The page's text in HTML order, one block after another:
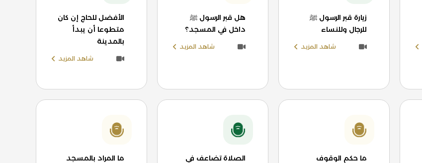
زيارة قبر الرسول ﷺ
للرجال وللنساء
شاهد المزيد
هل قبر الرسول ﷺ
داخل في المسجد؟
شاهد المزيد
الأفضل للحاج إن كان
متطوعا أن يبدأ
بالمدينة
شاهد المزيد
ما حكم الوقوف
الصلاة تضاعف في
ما المراد بالمسجد